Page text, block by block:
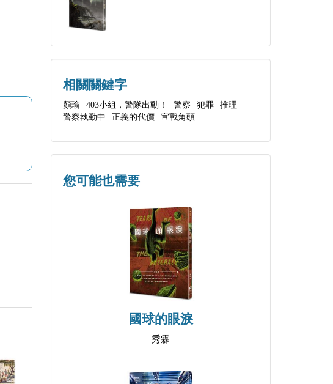
相關關鍵字
顏瑜 403小組，警隊出動！ 警察 犯罪
推理
警察執勤中
正義的代價 宣戰角頭
您可能也需要
國球的眼淚
秀霖